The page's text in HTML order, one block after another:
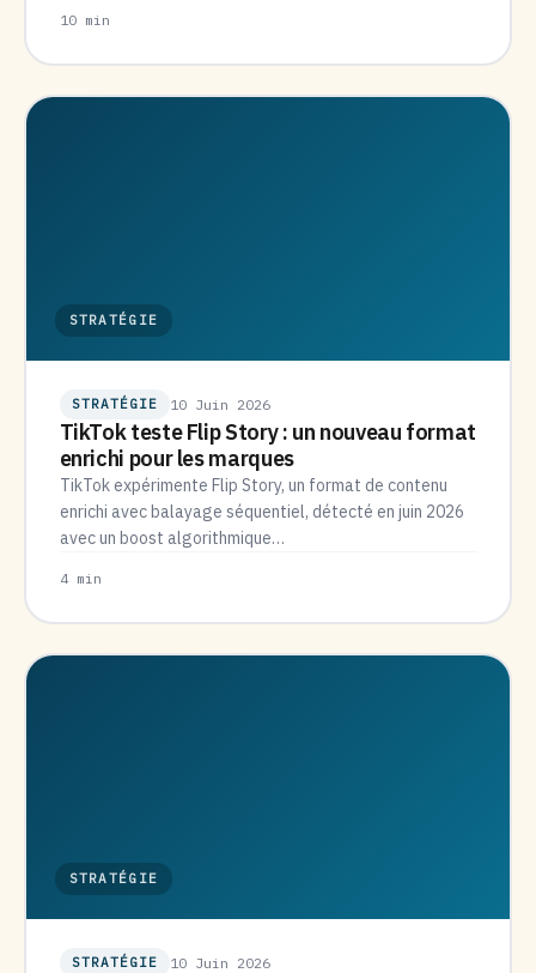
10 min
STRATÉGIE
STRATÉGIE 10 Juin 2026
TikTok teste Flip Story : un nouveau format
enrichi pour les marques
TikTok expérimente Flip Story, un format de contenu
enrichi avec balayage séquentiel, détecté en juin 2026
avec un boost algorithmique…
4 min
STRATÉGIE
STRATÉGIE 10 Juin 2026